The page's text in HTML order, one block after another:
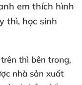
em thích hình
thì, học sinh
thì bên trong,
nhà sản xuất